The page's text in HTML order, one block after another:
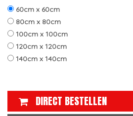
60cm x 60cm
80cm x 80cm
100cm x 100cm
120cm x 120cm
140cm x 140cm
DIRECT BESTELLEN